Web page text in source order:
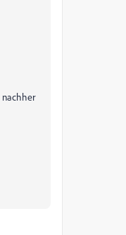
nachher